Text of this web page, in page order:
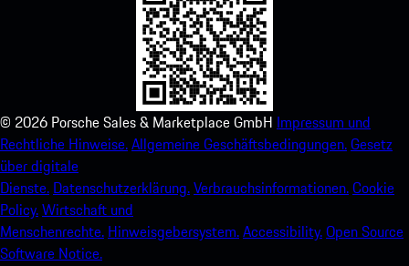
© 2026 Porsche Sales & Marketplace GmbH Impressum und
Rechtliche Hinweise.Allgemeine Geschäftsbedingungen.Gesetz
über digitale
Dienste. Datenschutzerklärung.Verbrauchsinformationen.Cookie
Policy.Wirtschaft und
Menschenrechte. Hinweisgebersystem.Accessibility.Open Source
Software Notice.